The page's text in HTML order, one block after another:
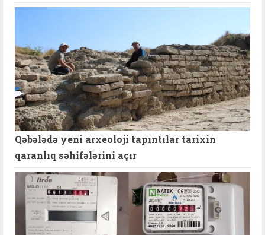
Qəbələdə yeni arxeoloji tapıntılar tarixin
qaranlıq səhifələrini açır